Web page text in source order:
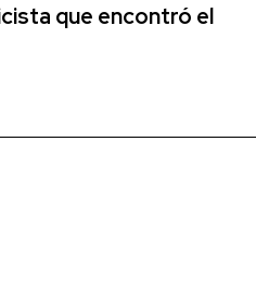
que encontró el